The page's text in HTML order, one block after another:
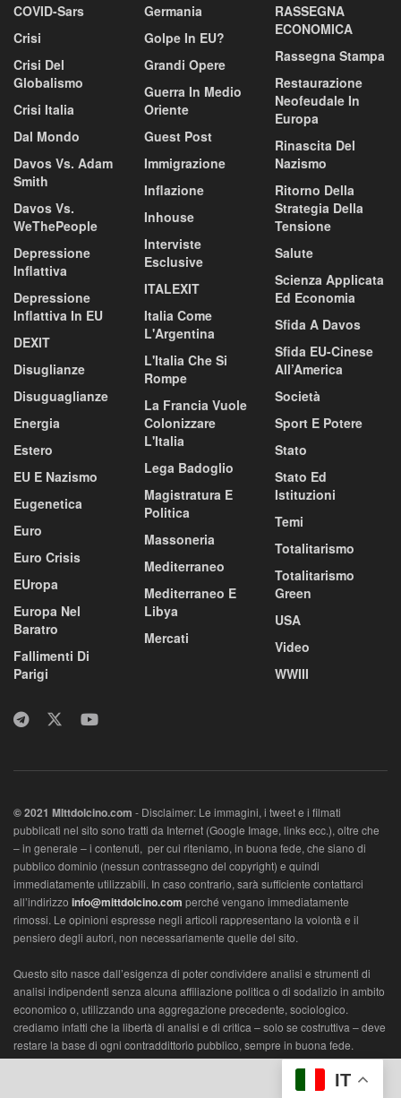
COVID-Sars
Crisi
Crisi Del
Globalismo
Crisi Italia
Dal Mondo
Davos Vs. Adam
Smith
Davos Vs.
WeThePeople
Depressione
Inflattiva
Depressione
Inflattiva In EU
DEXIT
Disuglianze
Disuguaglianze
Energia
Estero
EU E Nazismo
Eugenetica
Euro
Euro Crisis
EUropa
Europa Nel
Baratro
Fallimenti Di
Parigi
Germania
Golpe In EU?
Grandi Opere
Guerra In Medio
Oriente
Guest Post
Immigrazione
Inflazione
Inhouse
Interviste
Esclusive
ITALEXIT
Italia Come
L'Argentina
L'Italia Che Si
Rompe
La Francia Vuole
Colonizzare
L'Italia
Lega Badoglio
Magistratura E
Politica
Massoneria
Mediterraneo
Mediterraneo E
Libya
Mercati
RASSEGNA
ECONOMICA
Rassegna Stampa
Restaurazione
Neofeudale In
Europa
Rinascita Del
Nazismo
Ritorno Della
Strategia Della
Tensione
Salute
Scienza Applicata
Ed Economia
Sfida A Davos
Sfida EU-Cinese
All’America
Società
Sport E Potere
Stato
Stato Ed
Istituzioni
Temi
Totalitarismo
Totalitarismo
Green
USA
Video
WWIII
© 2021 MIttdolcino.com - Disclaimer: Le immagini, i tweet e i filmati
pubblicati nel sito sono tratti da Internet (Google Image, links ecc.), oltre che
– in generale – i contenuti, per cui riteniamo, in buona fede, che siano di
pubblico dominio (nessun contrassegno del copyright) e quindi
immediatamente utilizzabili. In caso contrario, sarà sufficiente contattarci
all’indirizzo info@mittdolcino.com perché vengano immediatamente
rimossi. Le opinioni espresse negli articoli rappresentano la volontà e il
pensiero degli autori, non necessariamente quelle del sito.
Questo sito nasce dall’esigenza di poter condividere analisi e strumenti di
analisi indipendenti senza alcuna affiliazione politica o di sodalizio in ambito
economico o, utilizzando una aggregazione precedente, sociologico.
crediamo infatti che la libertà di analisi e di critica – solo se costruttiva – deve
restare la base di ogni contraddittorio pubblico, sempre in buona fede.
L’ambito vuole essere economico, con lo scopo di di analizzare la società
IT